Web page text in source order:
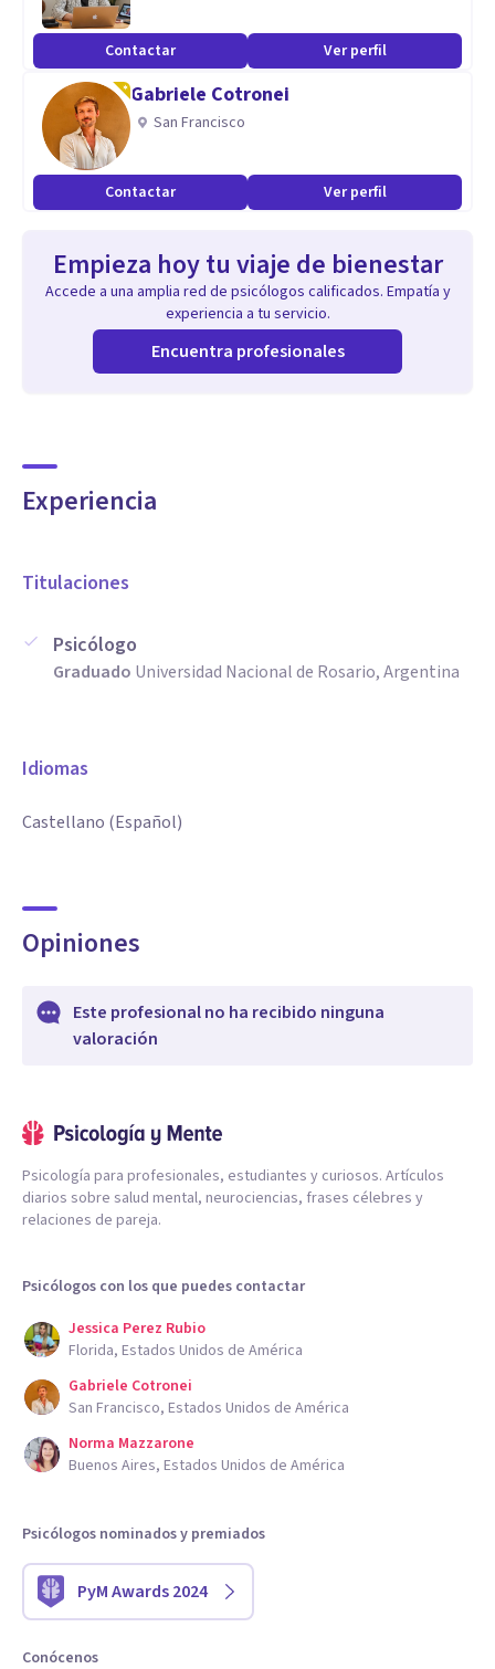
Contactar Ver perfil
Gabriele Cotronei
San Francisco
Contactar Ver perfil
Empieza hoy tu viaje de bienestar
Accede a una amplia red de psicólogos calificados. Empatía y
experiencia a tu servicio.
Encuentra profesionales
Experiencia
Titulaciones
Psicólogo
Graduado Universidad Nacional de Rosario, Argentina
Idiomas
Castellano (Español)
Opiniones
Este profesional no ha recibido ninguna
valoración
Psicología para profesionales, estudiantes y curiosos. Artículos
diarios sobre salud mental, neurociencias, frases célebres y
relaciones de pareja.
Psicólogos con los que puedes contactar
Jessica Perez Rubio
Florida, Estados Unidos de América
Gabriele Cotronei
San Francisco, Estados Unidos de América
Norma Mazzarone
Buenos Aires, Estados Unidos de América
Psicólogos nominados y premiados
PyM Awards 2024
Conócenos